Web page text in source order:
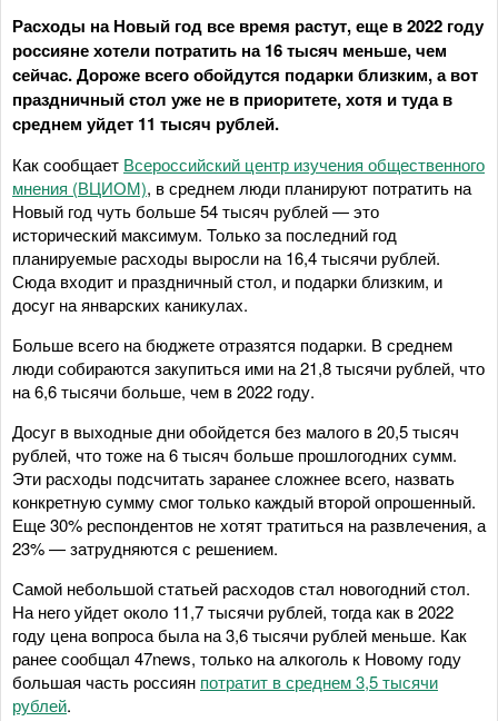
Расходы на Новый год все время растут, еще в 2022 году
россияне хотели потратить на 16 тысяч меньше, чем
сейчас. Дороже всего обойдутся подарки близким, а вот
праздничный стол уже не в приоритете, хотя и туда в
среднем уйдет 11 тысяч рублей.
Как сообщает Всероссийский центр изучения общественного
мнения (ВЦИОМ), в среднем люди планируют потратить на
Новый год чуть больше 54 тысяч рублей — это
исторический максимум. Только за последний год
планируемые расходы выросли на 16,4 тысячи рублей.
Сюда входит и праздничный стол, и подарки близким, и
досуг на январских каникулах.
Больше всего на бюджете отразятся подарки. В среднем
люди собираются закупиться ими на 21,8 тысячи рублей, что
на 6,6 тысячи больше, чем в 2022 году.
Досуг в выходные дни обойдется без малого в 20,5 тысяч
рублей, что тоже на 6 тысяч больше прошлогодних сумм.
Эти расходы подсчитать заранее сложнее всего, назвать
конкретную сумму смог только каждый второй опрошенный.
Еще 30% респондентов не хотят тратиться на развлечения, а
23% — затрудняются с решением.
Самой небольшой статьей расходов стал новогодний стол.
На него уйдет около 11,7 тысячи рублей, тогда как в 2022
году цена вопроса была на 3,6 тысячи рублей меньше. Как
ранее сообщал 47news, только на алкоголь к Новому году
большая часть россиян потратит в среднем 3,5 тысячи
рублей.